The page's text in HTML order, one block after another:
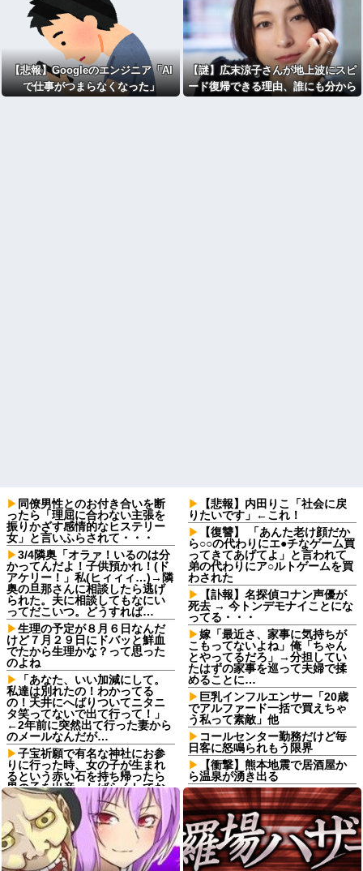
【悲報】Googleのエンジニア「AI
で仕事がつまらなくなった」
【謎】広末涼子さんが地上波にスピ
ード復帰できる理由、誰にも分から
同僚男性とのお付き合いを断
ったら「理屈に合わない主張を
振りかざす感情的なヒステリー
女」と言いふらされて・・・
3/4隣奥「オラァ！いるのは分
かってんだよ！子供預かれ！(ド
アケリー！」私(ヒィィィ…)→隣
奥の旦那さんに相談したら逃げ
られた。夫に相談してもなにい
ってだこいつ。どうすれば…
生理の予定が８月６日なんだ
けど７月２９日にドバッと鮮血
でたから生理かな？って思った
のよね
「あなた、いい加減にして。
私達は別れたの！わかってる
の！天井にへばりついてニタニ
タ笑ってないで出て行って！」
←2年前に突然出て行った妻から
のメールなんだが…
子宝祈願で有名な神社にお参
りに行った時、女の子が生まれ
るという赤い石を持ち帰ったら
男の子を出産。しばらくしてお
礼も兼ねて石を返しに行こうと
思って石を見ると…
パートの面接で号泣しながら
「ここもダメだったらもう食べ
ていけないんです」って熱弁し
てた人がいた
【悲報】内田りこ「社会に戻
りたいです」←これ！
【復讐】 「あんた老け顔だか
ら○○の代わりにエ●チなゲーム買
ってきてあげてよ」と言われて
弟の代わりにア○ルトゲームを買
わされた
【訃報】名探偵コナン声優が
死去 → 今トンデモナイことにな
ってる・・・
嫁「最近さ、家事に気持ちが
こもってないよね」俺「ちゃん
とやってるだろ」→分担してい
たはずの家事を巡って夫婦で揉
めることに…
巨乳インフルエンサー「20歳
でアルファード一括で買えちゃ
う私って素敵」他
コールセンター勤務だけど毎
日客に怒鳴られもう限界
【衝撃】熊本地震で居酒屋か
ら温泉が湧き出る
亡き叔母の遺書「実は17年前
に従兄弟と赤ちゃんを交換し
た」全員で家族会議を開いた結
果、拍子抜けするほど〇〇な展
開を迎えて婚約者呆然←家族の
絆が深すぎて修羅場にならんか
った